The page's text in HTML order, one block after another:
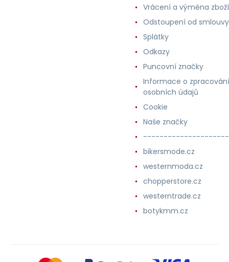
Vrácení a výměna zboží
Odstoupení od smlouvy
Splátky
Odkazy
Puncovní značky
Informace o zpracování
osobních údajů
Cookie
Naše značky
bikersmode.cz
westernmoda.cz
chopperstore.cz
westerntrade.cz
botykmm.cz